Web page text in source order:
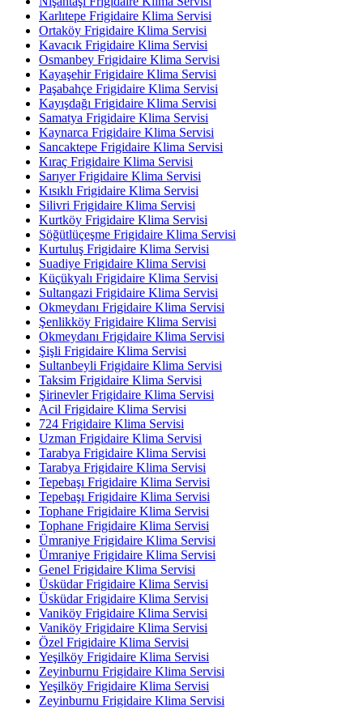
Karlıtepe Frigidaire Klima Servisi
Ortaköy Frigidaire Klima Servisi
Kavacık Frigidaire Klima Servisi
Osmanbey Frigidaire Klima Servisi
Kayaşehir Frigidaire Klima Servisi
Paşabahçe Frigidaire Klima Servisi
Kayışdağı Frigidaire Klima Servisi
Samatya Frigidaire Klima Servisi
Kaynarca Frigidaire Klima Servisi
Sancaktepe Frigidaire Klima Servisi
Kıraç Frigidaire Klima Servisi
Sarıyer Frigidaire Klima Servisi
Kısıklı Frigidaire Klima Servisi
Silivri Frigidaire Klima Servisi
Kurtköy Frigidaire Klima Servisi
Söğütlüçeşme Frigidaire Klima Servisi
Kurtuluş Frigidaire Klima Servisi
Suadiye Frigidaire Klima Servisi
Küçükyalı Frigidaire Klima Servisi
Sultangazi Frigidaire Klima Servisi
Okmeydanı Frigidaire Klima Servisi
Şenlikköy Frigidaire Klima Servisi
Okmeydanı Frigidaire Klima Servisi
Şişli Frigidaire Klima Servisi
Sultanbeyli Frigidaire Klima Servisi
Taksim Frigidaire Klima Servisi
Şirinevler Frigidaire Klima Servisi
Acil Frigidaire Klima Servisi
724 Frigidaire Klima Servisi
Uzman Frigidaire Klima Servisi
Tarabya Frigidaire Klima Servisi
Tarabya Frigidaire Klima Servisi
Tepebaşı Frigidaire Klima Servisi
Tepebaşı Frigidaire Klima Servisi
Tophane Frigidaire Klima Servisi
Tophane Frigidaire Klima Servisi
Ümraniye Frigidaire Klima Servisi
Ümraniye Frigidaire Klima Servisi
Genel Frigidaire Klima Servisi
Üsküdar Frigidaire Klima Servisi
Üsküdar Frigidaire Klima Servisi
Vaniköy Frigidaire Klima Servisi
Vaniköy Frigidaire Klima Servisi
Özel Frigidaire Klima Servisi
Yeşilköy Frigidaire Klima Servisi
Zeyinburnu Frigidaire Klima Servisi
Yeşilköy Frigidaire Klima Servisi
Zeyinburnu Frigidaire Klima Servisi